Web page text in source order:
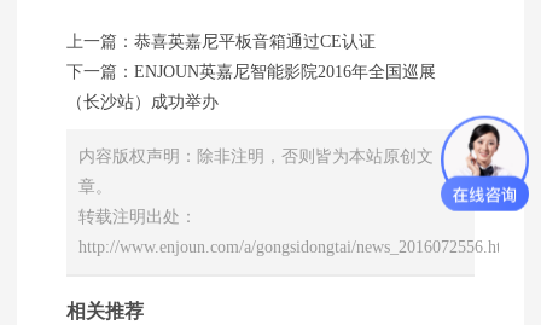
上一篇： 恭喜英嘉尼平板音箱通过CE认证
下一篇： ENJOUN英嘉尼智能影院2016年全国巡展
（长沙站）成功举办
内容版权声明：除非注明，否则皆为本站原创文
章。
转载注明出处：
http://www.enjoun.com/a/gongsidongtai/news_2016072556.html
相关推荐